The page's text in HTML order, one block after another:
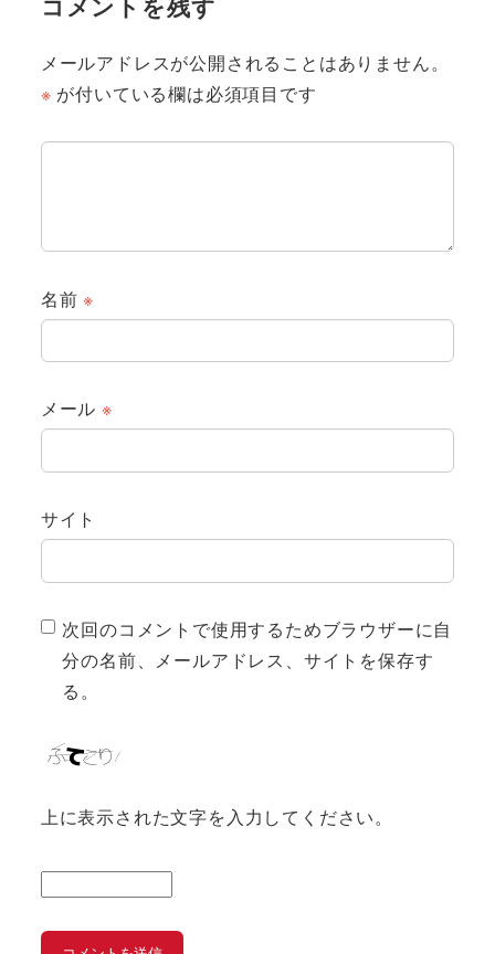
メールアドレスが公開されることはありません。
※ が付いている欄は必須項目です
名前※
メール ※
サイト
次回のコメントで使用するためブラウザーに自
分の名前、メールアドレス、サイトを保存す
る。
上に表示された文字を入力してください。